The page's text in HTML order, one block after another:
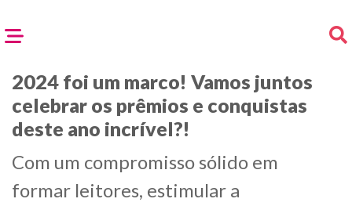
2024 foi um marco! Vamos juntos
celebrar os prêmios e conquistas
deste ano incrível?!
Com um compromisso sólido em
formar leitores, estimular a